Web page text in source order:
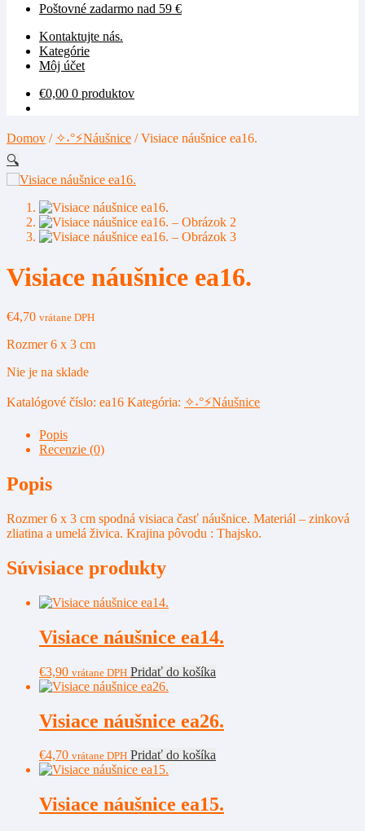
Poštovné zadarmo nad 59 €
Kontaktujte nás.
Kategórie
Môj účet
€0,00 0 produktov
Domov / ✧˖°⚡Náušnice /Visiace náušnice ea16.
🔍
Visiace náušnice ea16.
€4,70 vrátane DPH
Rozmer 6 x 3 cm
Nie je na sklade
Katalógové číslo: ea16 Kategória: ✧˖°⚡Náušnice
Popis
Recenzie (0)
Popis
Rozmer 6 x 3 cm spodná visiaca časť náušnice. Materiál – zinková
zliatina a umelá živica. Krajina pôvodu : Thajsko.
Súvisiace produkty
Visiace náušnice ea14.
€3,90 vrátane DPH Pridať do košíka
Visiace náušnice ea26.
€4,70 vrátane DPH Pridať do košíka
Visiace náušnice ea15.